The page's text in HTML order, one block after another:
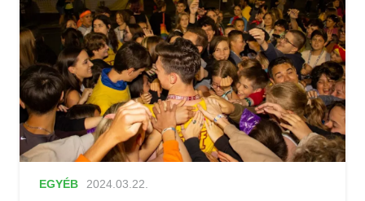
EGYÉB 2024.03.22.